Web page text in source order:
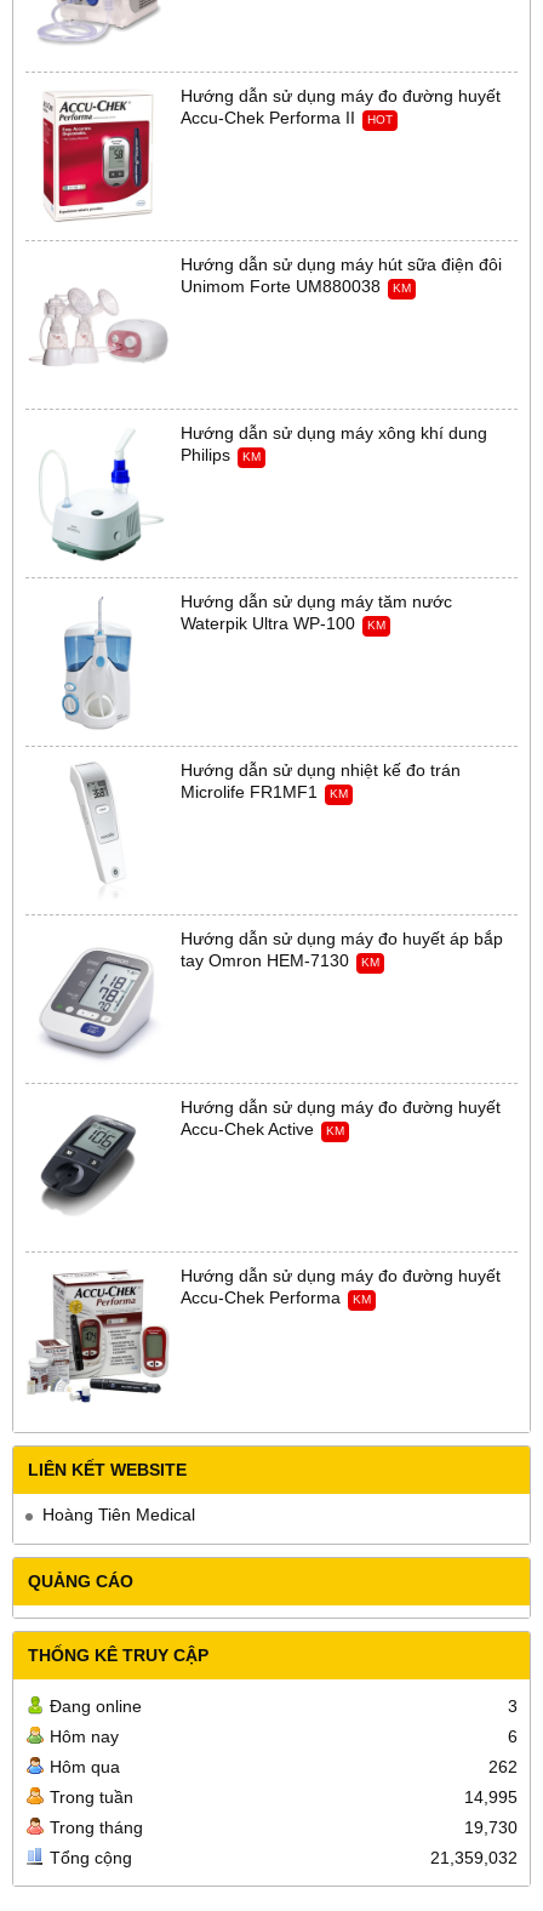
Hướng dẫn sử dụng máy đo đường huyết
Accu-Chek Performa II
HOT
Hướng dẫn sử dụng máy hút sữa điện đôi
Unimom Forte UM880038
KM
Hướng dẫn sử dụng máy xông khí dung
Philips
KM
Hướng dẫn sử dụng máy tăm nước
Waterpik Ultra WP-100
KM
Hướng dẫn sử dụng nhiệt kế đo trán
Microlife FR1MF1
KM
Hướng dẫn sử dụng máy đo huyết áp bắp
tay Omron HEM-7130
KM
Hướng dẫn sử dụng máy đo đường huyết
Accu-Chek Active
KM
Hướng dẫn sử dụng máy đo đường huyết
Accu-Chek Performa
KM
LIÊN KẾT WEBSITE
Hoàng Tiên Medical
QUẢNG CÁO
THỐNG KÊ TRUY CẬP
Đang online
3
Hôm nay
6
Hôm qua
262
Trong tuần
14,995
Trong tháng
19,730
Tổng cộng
21,359,032